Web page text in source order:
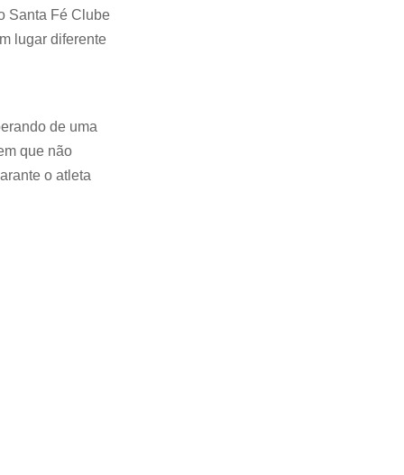
Santa Fé Clube
lugar diferente
de uma
que não
o atleta